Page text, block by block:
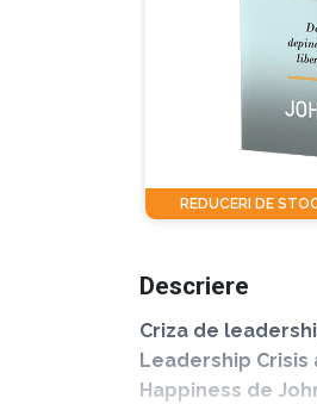
REDUCERI DE
Descriere
Criza de
Leadership Crisis
Happiness de